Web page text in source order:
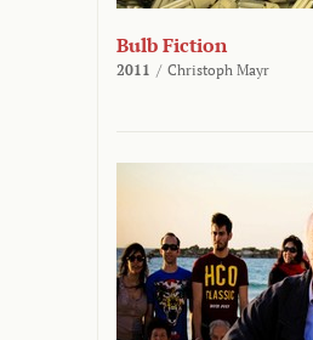
Bulb Fiction
2011 / Christoph Mayr